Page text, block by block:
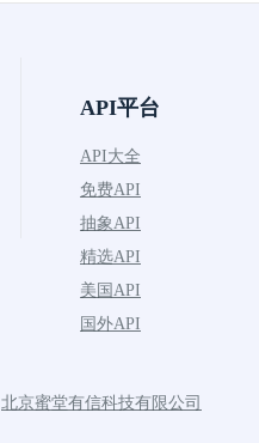
API平台
API大全
免费API
抽象API
精选API
美国API
国外API
北京蜜堂有信科技有限公司